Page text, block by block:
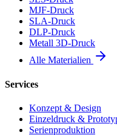
MJF-Druck
SLA-Druck
DLP-Druck
Metall 3D-Druck
Alle Materialien
Services
Konzept & Design
Einzeldruck &
Serienproduktion